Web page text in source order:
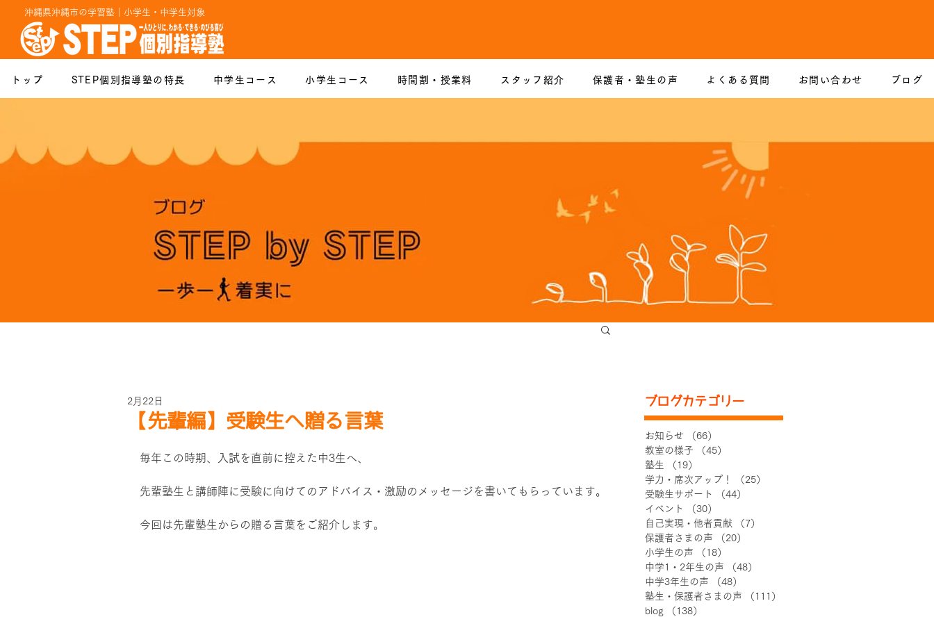
沖縄県沖縄市の学習塾｜小学生・中学生対象
トップ STEP個別指導塾の特長 中学生コース 小学生コース 時間割・授業料 スタッフ紹介 保護者・塾生の声 よくある質問 お問い合わせ ブログ
【先輩編】受験生へ贈る言葉
2月22日
毎年この時期、入試を直前に控えた中3生へ、
先輩塾生と講師陣に受験に向けてのアドバイス・激励のメッセージを書いてもらっています。
今回は先輩塾生からの贈る言葉をご紹介します。
ブログカテゴリー
お知らせ （66）
教室の様子
（45）
塾生
（19）
学力・席次アップ！
（25）
受験生サポート
（44）
イベント
（30）
自己実現・他者貢献
（7）
保護者さまの声
（20）
小学生の声
（18）
中学1・2年生の声
（48）
中学3年生の声
（48）
塾生・保護者さまの声
（111）
blog
（138）